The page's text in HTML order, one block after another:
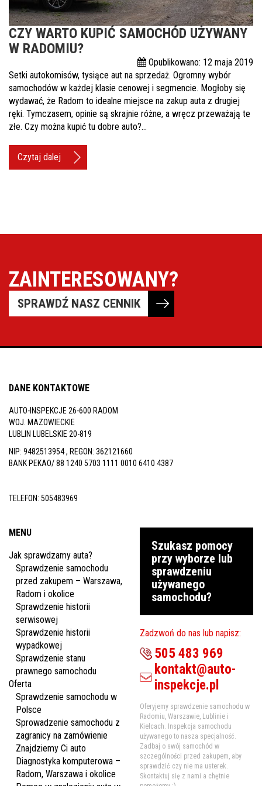
Pomoc w znalezieniu auta w Polsce
Wyszukiwanie samochodu w ogłoszeniach
Referencje
Blog
Kontakt
969
inspekcje.pl
26-
Mazowieckie
CZY WARTO KUPIĆ SAMOCHÓD UŻYWANY
W RADOMIU?
Opublikowano: 12 maja 2019
Setki autokomisów, tysiące aut na sprzedaż. Ogromny wybór
samochodów w każdej klasie cenowej i segmencie. Mogłoby się
wydawać, że Radom to idealne miejsce na zakup auta z drugiej
ręki. Tymczasem, opinie są skrajnie różne, a wręcz przeważają te
złe. Czy można kupić tu dobre auto?…
Czytaj dalej
ZAINTERESOWANY?
SPRAWDŹ NASZ CENNIK
DANE KONTAKTOWE
AUTO-INSPEKCJE 26-600 RADOM
WOJ. MAZOWIECKIE
LUBLIN LUBELSKIE 20-819
NIP: 9482513954 , REGON: 362121660
BANK PEKAO/ 88 1240 5703 1111 0010 6410 4387
TELEFON: 505483969
MENU
Jak sprawdzamy auta?
Sprawdzenie samochodu
przed zakupem – Warszawa,
Radom i okolice
Sprawdzenie historii
serwisowej
Sprawdzenie historii
wypadkowej
Sprawdzenie stanu
prawnego samochodu
Oferta
Sprawdzenie samochodu w
Polsce
Sprowadzenie samochodu z
zagranicy na zamówienie
Znajdziemy Ci auto
Diagnostyka komputerowa –
Radom, Warszawa i okolice
Szukasz pomocy
przy wyborze lub
sprawdzeniu
używanego
samochodu?
Zadzwoń do nas lub napisz:
505 483 969
kontakt@auto-
inspekcje.pl
Oferyjemy sprawdzenie samochodu w
Radomiu, Warszawie, Lublinie i
Kielcach. Inspekcja samochodu
używanego to nasza specjalność.
Zadbaj o swój samochód w
szczególności przed zakupem, aby
sprawdzić czy nie ma usterek.
Skontaktuj się z nami a chętnie